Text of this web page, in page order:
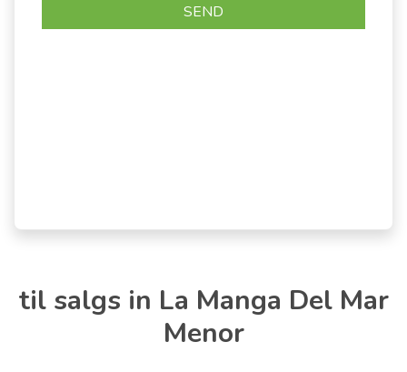
til salgs in La Manga Del Mar
Menor